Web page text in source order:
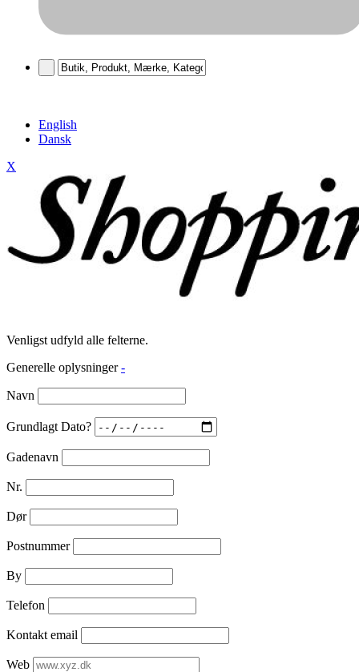
English
Dansk
X
Venligst udfyld alle felterne.
Generelle oplysninger -
Navn
Grundlagt Dato?
Gadenavn
Nr.
Dør
Postnummer
By
Telefon
Kontakt email
Web